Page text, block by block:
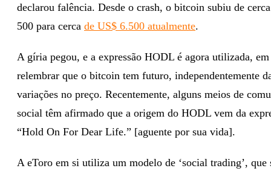
declarou falência. Desde o crash, o bitcoin subiu de
500 para cerca de US$ 6.500 atualmente.
A gíria pegou, e a expressão HODL é agora utilizada,
relembrar que o bitcoin tem futuro, independentemente
variações no preço. Recentemente, alguns meios de
social têm afirmado que a origem do HODL vem da
“Hold On For Dear Life.” [aguente por sua vida].
A eToro em si utiliza um modelo de ‘social trading’, que